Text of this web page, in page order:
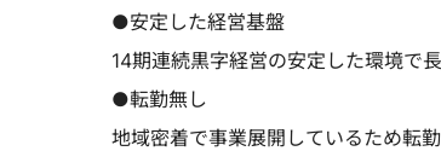
●安定した経営基盤
14期連続黒字経営の安定した環境で
●転勤無し
地域密着で事業展開しているため転